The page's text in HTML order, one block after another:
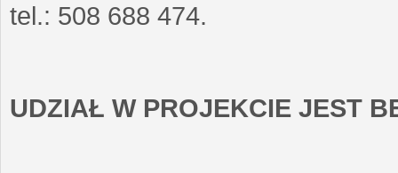
tel.: 508 688 474.
UDZIAŁ W PROJEKCIE JEST